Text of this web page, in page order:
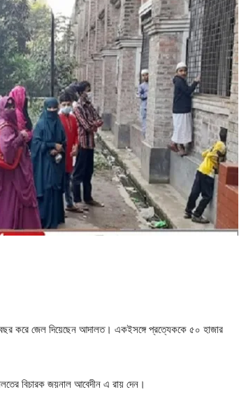
বছর করে জেল দিয়েছেন আদালত। একইসঙ্গে প্রত্যেককে ৫০ হাজার
বিচারক জয়নাল আবেদীন এ রায় দেন।